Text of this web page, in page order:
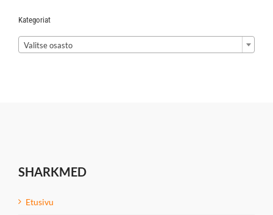
Kategoriat
Valitse osasto
SHARKMED
Etusivu